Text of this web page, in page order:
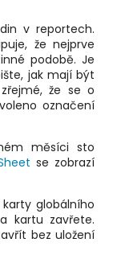
v reportech.
že nejprve
podobě. Je
jak mají být
že se o
označení
měsíci sto
se zobrazí
globálního
kartu zavřete.
bez uložení